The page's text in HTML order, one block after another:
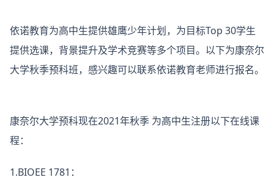
依诺教育为高中生提供雄鹰少年计划，为目标Top 30学生
提供选课，背景提升及学术竞赛等多个项目。以下为康奈尔
大学秋季预科班，感兴趣可以联系依诺教育老师进行报名。
康奈尔大学预科现在2021年秋季 为高中生注册以下在线课
程：
1.BIOEE 1781：